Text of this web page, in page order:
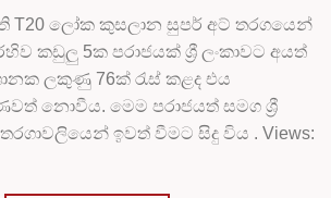
T20 ලෝක කුසලාන සුපර් අට් තරගයෙන්
කඩුලු 5ක පරාජයක් ශ්‍රී ලංකාවට අයත්
ලකුණු 76ක් රැස් කළද එය
නොවීය. මෙම පරාජයත් සමග ශ්‍රී
ඉවත් වීමට සිදු විය . Views: